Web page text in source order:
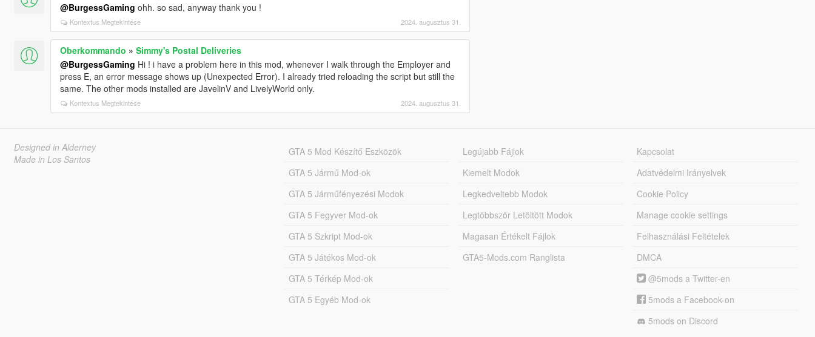
@BurgessGaming ohh. so sad, anyway thank you !
Kontextus Megtekintése 2024. augusztus 31.
Oberkommando » Simmy's Postal Deliveries
@BurgessGaming Hi ! i have a problem here in this mod, whenever I walk through the Employer and
press E, an error message shows up (Unexpected Error). I already tried reloading the script but still the
same. The other mods installed are JavelinV and LivelyWorld only.
Kontextus Megtekintése 2024. augusztus 31.
Designed in Alderney
Made in Los Santos
GTA 5 Mod Készítő Eszközök
GTA 5 Jármű Mod-ok
GTA 5 Járműfényezési Modok
GTA 5 Fegyver Mod-ok
GTA 5 Szkript Mod-ok
GTA 5 Játékos Mod-ok
GTA 5 Térkép Mod-ok
GTA 5 Egyéb Mod-ok
Legújabb Fájlok
Kiemelt Modok
Legkedveltebb Modok
Legtöbbször Letöltött Modok
Magasan Értékelt Fájlok
GTA5-Mods.com Ranglista
Kapcsolat
Adatvédelmi Irányelvek
Cookie Policy
Manage cookie settings
Felhasználási Feltételek
DMCA
@5mods a Twitter-en
5mods a Facebook-on
5mods on Discord